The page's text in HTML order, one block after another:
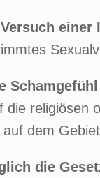
Versuch einer
Schamgefühl
die religiösen
dem
die